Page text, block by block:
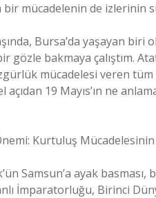
mücadelenin de izlerinin
Bursa’da yaşayan
gözle bakmaya çalıştım.
mücadelesi veren
19 Mayıs’ın ne
Kurtuluş Mücadelesinin
Samsun’a ayak
İmparatorluğu, Birinci